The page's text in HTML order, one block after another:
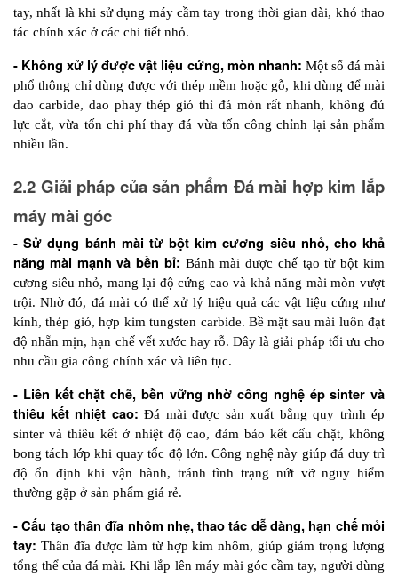
tay, nhất là khi sử dụng máy cầm tay trong thời gian dài, khó thao
tác chính xác ở các chi tiết nhỏ.
- Không xử lý được vật liệu cứng, mòn nhanh: Một số đá mài
phổ thông chỉ dùng được với thép mềm hoặc gỗ, khi dùng để mài
dao carbide, dao phay thép gió thì đá mòn rất nhanh, không đủ
lực cắt, vừa tốn chi phí thay đá vừa tốn công chỉnh lại sản phẩm
nhiều lần.
2.2 Giải pháp của sản phẩm Đá mài hợp kim lắp
máy mài góc
- Sử dụng bánh mài từ bột kim cương siêu nhỏ, cho khả
năng mài mạnh và bền bỉ: Bánh mài được chế tạo từ bột kim
cương siêu nhỏ, mang lại độ cứng cao và khả năng mài mòn vượt
trội. Nhờ đó, đá mài có thể xử lý hiệu quả các vật liệu cứng như
kính, thép gió, hợp kim tungsten carbide. Bề mặt sau mài luôn đạt
độ nhẵn mịn, hạn chế vết xước hay rỗ. Đây là giải pháp tối ưu cho
nhu cầu gia công chính xác và liên tục.
- Liên kết chặt chẽ, bền vững nhờ công nghệ ép sinter và
thiêu kết nhiệt cao: Đá mài được sản xuất bằng quy trình ép
sinter và thiêu kết ở nhiệt độ cao, đảm bảo kết cấu chặt, không
bong tách lớp khi quay tốc độ lớn. Công nghệ này giúp đá duy trì
độ ổn định khi vận hành, tránh tình trạng nứt vỡ nguy hiểm
thường gặp ở sản phẩm giá rẻ.
- Cấu tạo thân đĩa nhôm nhẹ, thao tác dễ dàng, hạn chế mỏi
tay: Thân đĩa được làm từ hợp kim nhôm, giúp giảm trọng lượng
tổng thể của đá mài. Khi lắp lên máy mài góc cầm tay, người dùng